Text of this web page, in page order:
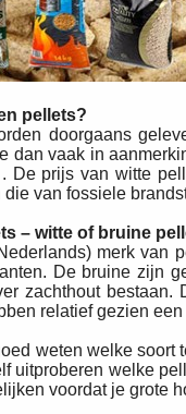
pellets?
doorgaans
dan vaak in
De prijs van witte
van fossiele
– witte of bruine
merk van
De bruine zijn
zachthout bestaan.
relatief gezien
weten welke soort
uitproberen welke
voordat je grote